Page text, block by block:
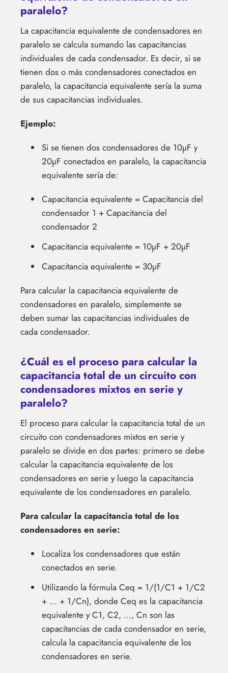
paralelo?
La capacitancia equivalente de condensadores en
paralelo se calcula sumando las capacitancias
individuales de cada condensador. Es decir, si se
tienen dos o más condensadores conectados en
paralelo, la capacitancia equivalente sería la suma
de sus capacitancias individuales.
Ejemplo:
Si se tienen dos condensadores de 10µF y
20µF conectados en paralelo, la capacitancia
equivalente sería de:
Capacitancia equivalente = Capacitancia del
condensador 1 + Capacitancia del
condensador 2
Capacitancia equivalente = 10µF + 20µF
Capacitancia equivalente = 30µF
Para calcular la capacitancia equivalente de
condensadores en paralelo, simplemente se
deben sumar las capacitancias individuales de
cada condensador.
¿Cuál es el proceso para calcular la
capacitancia total de un circuito con
condensadores mixtos en serie y
paralelo?
El proceso para calcular la capacitancia total de un
circuito con condensadores mixtos en serie y
paralelo se divide en dos partes: primero se debe
calcular la capacitancia equivalente de los
condensadores en serie y luego la capacitancia
equivalente de los condensadores en paralelo.
Para calcular la capacitancia total de los
condensadores en serie:
Localiza los condensadores que están
conectados en serie.
Utilizando la fórmula Ceq = 1/(1/C1 + 1/C2
+ ... + 1/Cn), donde Ceq es la capacitancia
equivalente y C1, C2, ..., Cn son las
capacitancias de cada condensador en serie,
calcula la capacitancia equivalente de los
condensadores en serie.